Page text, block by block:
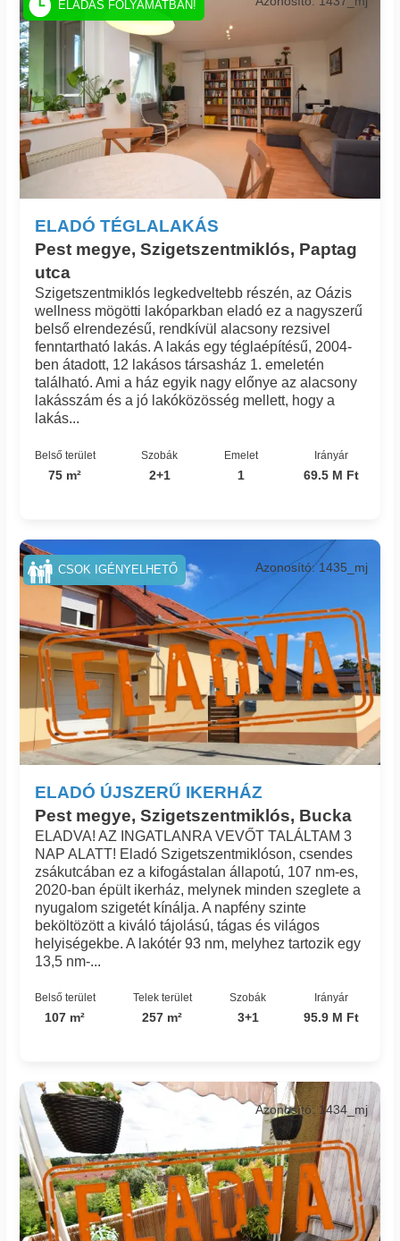
ELADÓ TÉGLALAKÁS
Pest megye, Szigetszentmiklós, Paptag
utca
Szigetszentmiklós legkedveltebb részén, az Oázis
wellness mögötti lakóparkban eladó ez a nagyszerű
belső elrendezésű, rendkívül alacsony rezsivel
fenntartható lakás. A lakás egy téglaépítésű, 2004-
ben átadott, 12 lakásos társasház 1. emeletén
található. Ami a ház egyik nagy előnye az alacsony
lakásszám és a jó lakóközösség mellett, hogy a
lakás...
Belső terület
75 m²
Szobák
2+1
Emelet
1
Irányár
69.5 M Ft
ELADÁS FOLYAMATBAN!
ELADÓ ÚJSZERŰ IKERHÁZ
Pest megye, Szigetszentmiklós, Bucka
Azonosító: 1435_mj
ELADVA! AZ INGATLANRA VEVŐT TALÁLTAM 3
NAP ALATT! Eladó Szigetszentmiklóson, csendes
zsákutcában ez a kifogástalan állapotú, 107 nm-es,
2020-ban épült ikerház, melynek minden szeglete a
nyugalom szigetét kínálja. A napfény szinte
beköltözött a kiváló tájolású, tágas és világos
helyiségekbe. A lakótér 93 nm, melyhez tartozik egy
13,5 nm-...
Belső terület
107 m²
Telek terület
257 m²
Szobák
3+1
Irányár
95.9 M Ft
CSOK IGÉNYELHETŐ
Azonosító: 1434_mj